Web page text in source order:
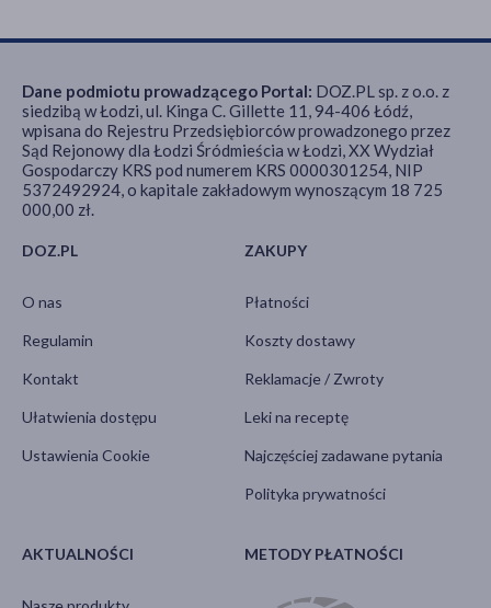
DOZ.PL
O nas
Regulamin
Kontakt
Ułatwienia dostępu
Ustawienia Cookie
ZAKUPY
Płatności
Koszty dostawy
Reklamacje / Zwroty
Leki na receptę
Najczęściej zadawane pytania
Polityka prywatności
AKTUALNOŚCI METODY PŁATNOŚCI
Dane podmiotu prowadzącego Portal: DOZ.PL sp. z o.o. z
siedzibą w Łodzi, ul. Kinga C. Gillette 11, 94-406 Łódź,
wpisana do Rejestru Przedsiębiorców prowadzonego przez
Sąd Rejonowy dla Łodzi Śródmieścia w Łodzi, XX Wydział
Gospodarczy KRS pod numerem KRS 0000301254, NIP
5372492924, o kapitale zakładowym wynoszącym 18 725
000,00 zł.